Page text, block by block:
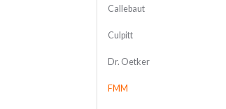
Callebaut
Culpitt
Dr. Oetker
FMM